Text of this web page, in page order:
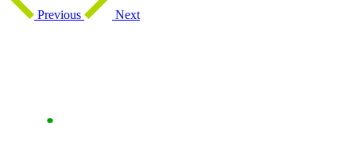
Previous Next